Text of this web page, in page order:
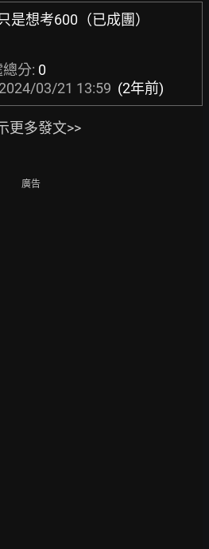
是想考600（已成團）
分: 0
2024/03/21 13:59 (2年前)
更多發文>>
廣告